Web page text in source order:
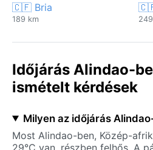
🇨🇫 Bria
189 km
Időjárás Alindao-
ismételt kérdések
Milyen az időjárás
Most Alindao-ben, Közép-
29°C van, részben felhős. A